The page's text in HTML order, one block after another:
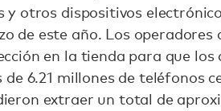
​​y otros dispositivos
de este año. Los
en la tienda para que
de 6.21 millones de teléfonos
extraer un total de